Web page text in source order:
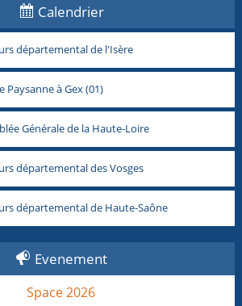
Calendrier
départemental de l'Isère
Paysanne à Gex (01)
Générale de la Haute-Loire
départemental des Vosges
départemental de Haute-Saône
Evenement
Space 2026